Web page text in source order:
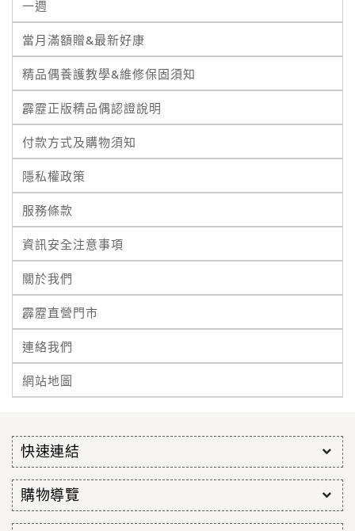
一週
當月滿額贈&最新好康
精品偶養護教學&維修保固須知
霹靂正版精品偶認證說明
付款方式及購物須知
隱私權政策
服務條款
資訊安全注意事項
關於我們
霹靂直營門市
連絡我們
網站地圖
快速連結
購物導覽